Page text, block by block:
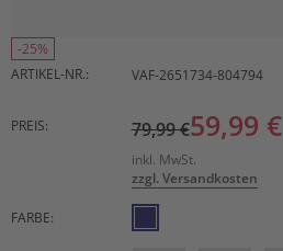
-25%
ARTIKEL-NR.:
VAF-2651734-804794
PREIS: 79,99 €59,99 €
inkl. MwSt.
zzgl. Versandkosten
FARBE: